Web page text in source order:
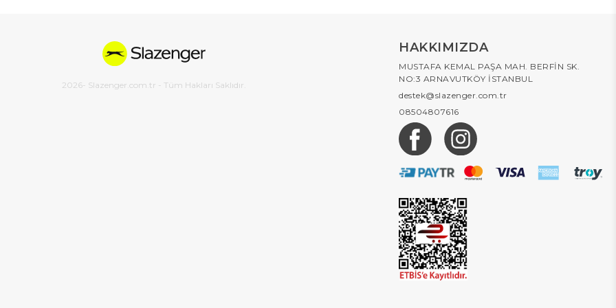
2026- Slazenger.com.tr - Tüm Hakları Saklıdır.
HAKKIMIZDA
MUSTAFA KEMAL PAŞA MAH. BERFİN SK.
NO:3 ARNAVUTKÖY İSTANBUL
destek@slazenger.com.tr
08504807616